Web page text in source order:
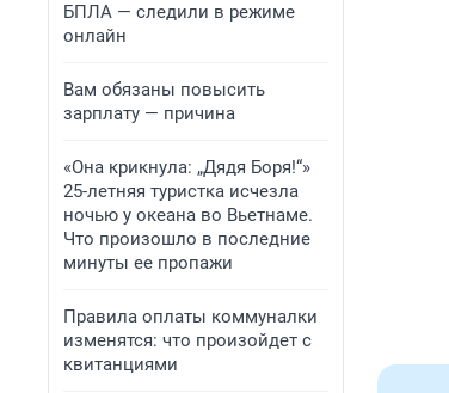
БПЛА — следили в режиме
онлайн
Вам обязаны повысить
зарплату — причина
«Она крикнула: „Дядя Боря!“»
25-летняя туристка исчезла
ночью у океана во Вьетнаме.
Что произошло в последние
минуты ее пропажи
Правила оплаты коммуналки
изменятся: что произойдет с
квитанциями